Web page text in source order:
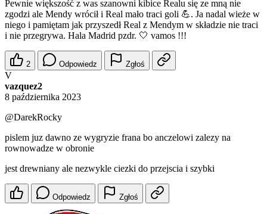
Pewnie większość z was szanowni kibice Realu się ze mną nie
zgodzi ale Mendy wrócił i Real mało traci goli 💪. Ja nadal wieże w
niego i pamiętam jak przyszedł Real z Mendym w składzie nie traci
i nie przegrywa. Hala Madrid pzdr. 🤍 vamos !!!
2 Odpowiedz Zgłoś
V
vazquez2
8 października 2023
@DarekRocky
pislem juz dawno ze wygryzie frana bo anczelowi zalezy na
rownowadze w obronie
jest drewniany ale nezwykle ciezki do przejscia i szybki
Odpowiedz Zgłoś